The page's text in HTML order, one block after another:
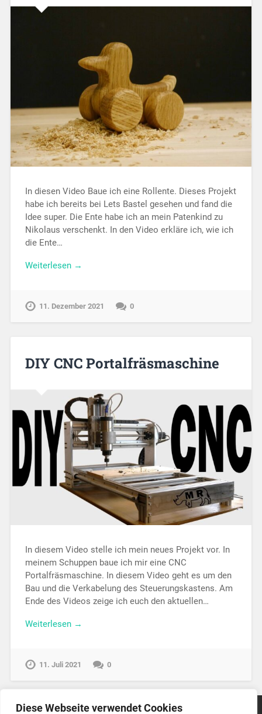
Diese Webseite verwendet Cookies
In diesen Video Baue ich eine Rollente. Dieses Projekt
habe ich bereits bei Lets Bastel gesehen und fand die
Idee super. Die Ente habe ich an mein Patenkind zu
Nikolaus verschenkt. In den Video erkläre ich, wie ich
die Ente…
Weiterlesen →
11. Dezember 2021 0
DIY CNC Portalfräsmaschine
In diesem Video stelle ich mein neues Projekt vor. In
meinem Schuppen baue ich mir eine CNC
Portalfräsmaschine. In diesem Video geht es um den
Bau und die Verkabelung des Steuerungskastens. Am
Ende des Videos zeige ich euch den aktuellen…
Weiterlesen →
11. Juli 2021 0